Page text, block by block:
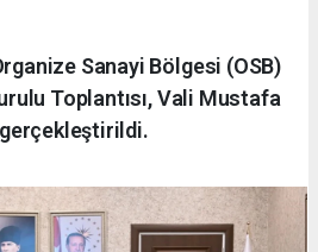
Sanayi Bölgesi (OSB)
Toplantısı, Vali Mustafa
gerçekleştirildi.